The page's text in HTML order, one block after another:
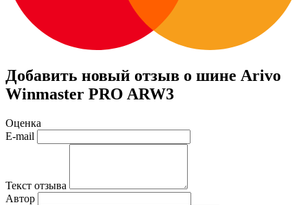
Добавить новый отзыв о шине Arivo
Winmaster PRO ARW3
Оценка
E-mail
Текст отзыва
Автор